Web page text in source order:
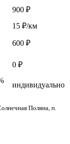
900 ₽
15 ₽/км
600 ₽
0 ₽
индивидуально
Поляна, п.